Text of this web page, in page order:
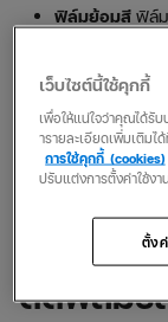
ฟิล์มย้อมสี ฟิล์
ราคาถูก ลดแส
ฟิล์มโลหะมีกา
ข้อดีคือป้องกันค
สัญญาณอิเล็กท
ฟิล์มเซรามิกฟิ
กว่าฟิล์มประเภ
ติดฟิล์มร
เว็บไซต์นี้ใช้คุกกี้
เพื่อให้แน่ใจว่าคุณได้รั
ารายละเอียดเพิ่มเติมไ
การใช้คุกกี้ (cookies)
ปรับแต่งการตั้งค่าใช้ง
ตั้ง